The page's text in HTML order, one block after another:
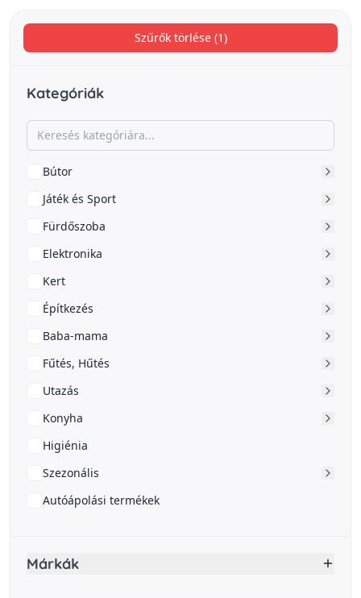
Szűrők törlése (1)
Kategóriák
Bútor
Játék és Sport
Fürdőszoba
Elektronika
Kert
Építkezés
Baba-mama
Fűtés, Hűtés
Utazás
Konyha
Higiénia
Szezonális
Autóápolási termékek
Márkák